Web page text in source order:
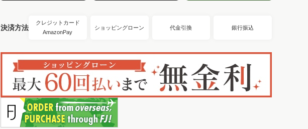
決済方法
クレジットカード
AmazonPay
ショッピングローン 代金引換 銀行振込